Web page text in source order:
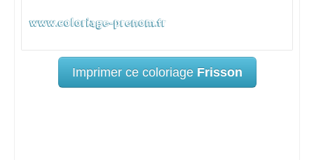
Imprimer ce coloriage Frisson